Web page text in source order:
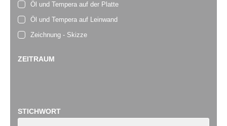
Öl und Tempera auf der Platte
Öl und Tempera auf Leinwand
Zeichnung - Skizze
ZEITRAUM
STICHWORT